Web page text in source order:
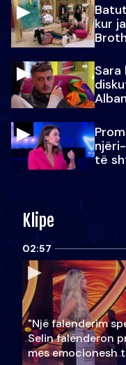
kur
Sara
të
Klipe
02:57
"Një falenderim
Selin falënderon
mes emocionesh